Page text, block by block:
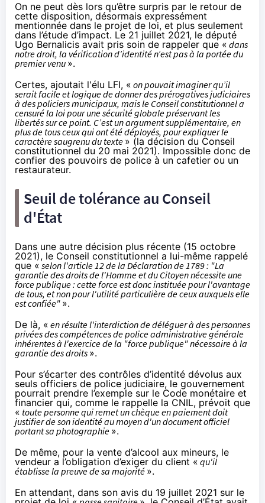
On ne peut dès lors qu’être surpris par le retour de
cette disposition, désormais expressément
mentionnée dans le projet de loi, et plus seulement
dans l’étude d’impact. Le 21 juillet 2021, le député
Ugo Bernalicis avait pris soin de rappeler que « dans
notre droit, la vérification d’identité n’est pas à la portée du
premier venu ».
Certes, ajoutait l'élu LFI, « on pouvait imaginer qu’il
serait facile et logique de donner des prérogatives judiciaires
à des policiers municipaux, mais le Conseil constitutionnel a
censuré la loi pour une sécurité globale préservant les
libertés sur ce point. C’est un argument supplémentaire, en
plus de tous ceux qui ont été déployés, pour expliquer le
caractère saugrenu du texte » (la décision du Conseil
constitutionnel du 20 mai 2021). Impossible donc de
confier des pouvoirs de police à un cafetier ou un
restaurateur.
Seuil de tolérance au Conseil
d'État
Dans une autre décision plus récente (15 octobre
2021), le Conseil constitutionnel a lui-même rappelé
que « selon l'article 12 de la Déclaration de 1789 : "La
garantie des droits de l'Homme et du Citoyen nécessite une
force publique : cette force est donc instituée pour l'avantage
de tous, et non pour l'utilité particulière de ceux auxquels elle
est confiée" ».
De là, « en résulte l'interdiction de déléguer à des personnes
privées des compétences de police administrative générale
inhérentes à l'exercice de la "force publique" nécessaire à la
garantie des droits ».
Pour s’écarter des contrôles d’identité dévolus aux
seuls officiers de police judiciaire, le gouvernement
pourrait prendre l’exemple sur le Code monétaire et
financierqui, comme lerappelle la CNIL, prévoit que
« toute personne qui remet un chèque en paiement doit
justifier de son identité au moyen d'un document officiel
portant sa photographie ».
De même, pour la vente d’alcool aux mineurs, le
vendeur a l’obligation d’exiger du client « qu'il
établisse la preuve de sa majorité ».
En attendant, dans son avis du 19 juillet 2021 sur le